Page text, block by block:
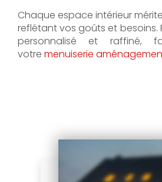
Chaque espace intérieur
reflétant vos goûts et
personnalisé et raffiné,
votre menuiserie